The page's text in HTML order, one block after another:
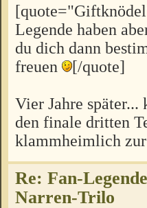
Legende haben
du dich dann
freuen
[/quote]
Vier Jahre
den finale dritten
klammheimlich
Re: Fan-
Narren-Trilo